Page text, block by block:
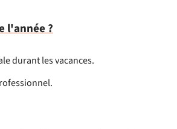
l'année ?
durant les vacances.